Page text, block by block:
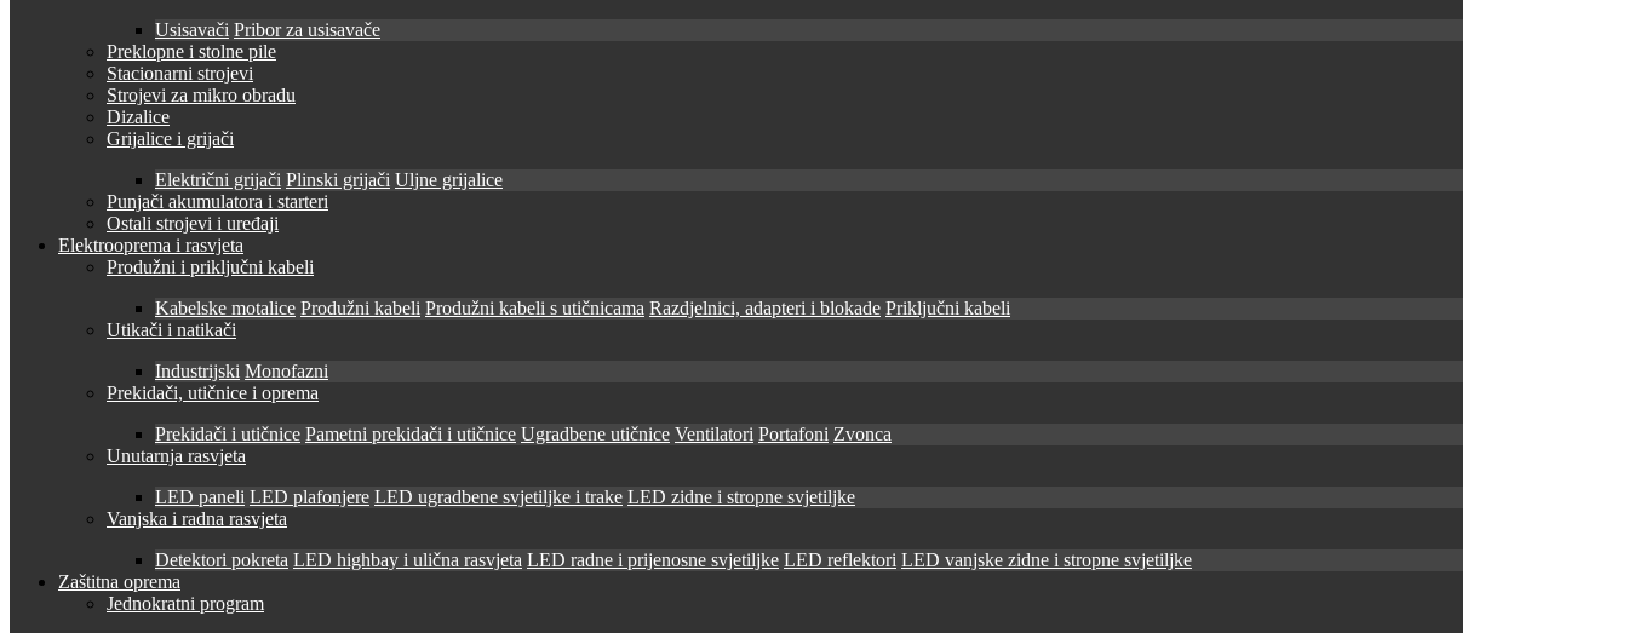
Usisavači Pribor za usisavače
Preklopne i stolne pile
Stacionarni strojevi
Strojevi za mikro obradu
Dizalice
Grijalice i grijači
Električni grijači Plinski grijači Uljne grijalice
Punjači akumulatora i starteri
Ostali strojevi i uređaji
Elektrooprema i rasvjeta
Produžni i priključni kabeli
Kabelske motalice Produžni kabeli Produžni kabeli s utičnicama Razdjelnici, adapteri i blokade Priključni kabeli
Utikači i natikači
Industrijski Monofazni
Prekidači, utičnice i oprema
Prekidači i utičnice Pametni prekidači i utičnice Ugradbene utičnice Ventilatori Portafoni Zvonca
Unutarnja rasvjeta
LED paneli LED plafonjere LED ugradbene svjetiljke i trake LED zidne i stropne svjetiljke
Vanjska i radna rasvjeta
Detektori pokreta LED highbay i ulična rasvjeta LED radne i prijenosne svjetiljke LED reflektori LED vanjske zidne i stropne svjetiljke
Zaštitna oprema
Jednokratni program